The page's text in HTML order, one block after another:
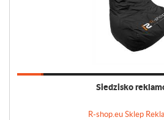
Siedzisko
R-shop.eu Sklep